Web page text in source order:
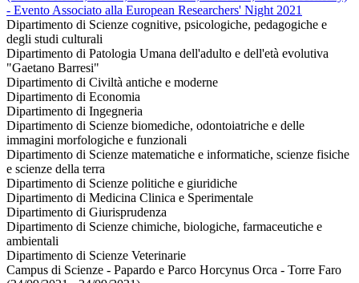
- Evento Associato alla European Researchers' Night 2021
Dipartimento di Scienze cognitive, psicologiche, pedagogiche e
degli studi culturali
Dipartimento di Patologia Umana dell'adulto e dell'età evolutiva
"Gaetano Barresi"
Dipartimento di Civiltà antiche e moderne
Dipartimento di Economia
Dipartimento di Ingegneria
Dipartimento di Scienze biomediche, odontoiatriche e delle
immagini morfologiche e funzionali
Dipartimento di Scienze matematiche e informatiche, scienze fisiche
e scienze della terra
Dipartimento di Scienze politiche e giuridiche
Dipartimento di Medicina Clinica e Sperimentale
Dipartimento di Giurisprudenza
Dipartimento di Scienze chimiche, biologiche, farmaceutiche e
ambientali
Dipartimento di Scienze Veterinarie
Campus di Scienze - Papardo e Parco Horcynus Orca - Torre Faro